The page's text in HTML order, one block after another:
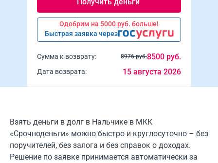
Одобрим на 5000 руб. больше!
Быстрая заявка через
Сумма к возврату: 8500 руб.
8976 руб.
Дата возврата: 15 августа 2026
Взять деньги в долг в Нальчике в МКК
«Срочноденьги» можно быстро и круглосуточно – без
поручителей, без залога и без справок о доходах.
Решение по заявке принимается автоматически за